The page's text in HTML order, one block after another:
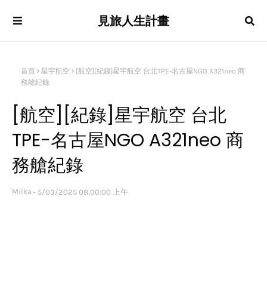
見旅人生計畫
首頁 星宇航空
[航空][紀錄]星宇航空 台北TPE-名古屋NGO A321neo 商
務艙紀錄
[航空][紀錄]星宇航空 台北
TPE-名古屋NGO A321neo 商
務艙紀錄
Milka 5/03/2025 08:00:00 上午